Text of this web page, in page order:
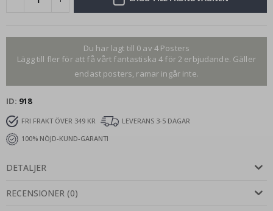
Du har lagt till 0 av 4 Posters
Lägg till fler för att få vårt fantastiska 4 för 2 erbjudande. Gäller
endast posters, ramar ingår inte.
ID 918
FRI FRAKT ÖVER 349 KR
LEVERANS 3-5 DAGAR
100% NÖJD-KUND-GARANTI
DETALJER
RECENSIONER (0)